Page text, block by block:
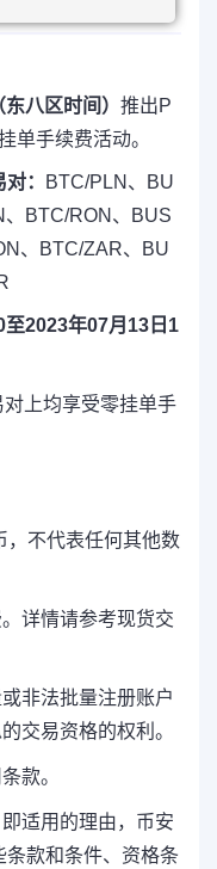
八区时间） 推出P
单手续费活动。
：
BTC/PLN、BU
BTC/RON、BUS
、BTC/ZAR、BU
2023年07月13日1
上均享受零挂单手
，不代表任何其他数
详情请参考现货交
非法批量注册账户
交易资格的权利。
款。
适用的理由，币安
款和条件、资格条